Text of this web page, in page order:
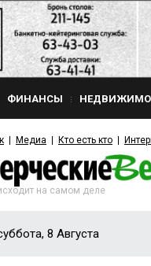
ФИНАНСЫ
Медиа Кто есть кто
на самом деле
8 Августа